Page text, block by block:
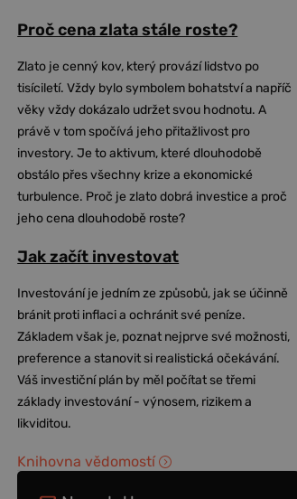
Proč cena zlata stále roste?
Zlato je cenný kov, který provází lidstvo po
tisíciletí. Vždy bylo symbolem bohatství a napříč
věky vždy dokázalo udržet svou hodnotu. A
právě v tom spočívá jeho přitažlivost pro
investory. Je to aktivum, které dlouhodobě
obstálo přes všechny krize a ekonomické
turbulence. Proč je zlato dobrá investice a proč
jeho cena dlouhodobě roste?
Jak začít investovat
Investování je jedním ze způsobů, jak se účinně
bránit proti inflaci a ochránit své peníze.
Základem však je, poznat nejprve své možnosti,
preference a stanovit si realistická očekávání.
Váš investiční plán by měl počítat se třemi
základy investování - výnosem, rizikem a
likviditou.
Knihovna vědomostí